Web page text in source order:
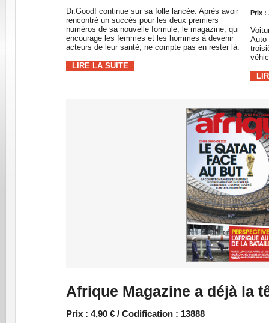
Dr.Good! continue sur sa folle lancée. Après avoir
rencontré un succès pour les deux premiers
numéros de sa nouvelle formule, le magazine, qui
encourage les femmes et les hommes à devenir
acteurs de leur santé, ne compte pas en rester là.
LIRE LA SUITE
Prix :
Auto
Afrique Magazine a déjà la
Prix : 4,90 € / Codification : 13888